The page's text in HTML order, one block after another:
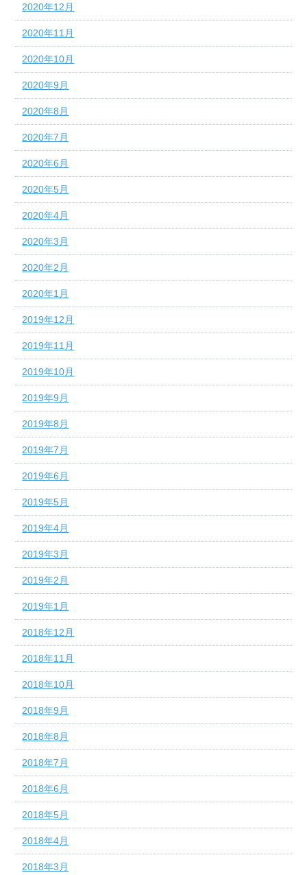
2020年12月
2020年11月
2020年10月
2020年9月
2020年8月
2020年7月
2020年6月
2020年5月
2020年4月
2020年3月
2020年2月
2020年1月
2019年12月
2019年11月
2019年10月
2019年9月
2019年8月
2019年7月
2019年6月
2019年5月
2019年4月
2019年3月
2019年2月
2019年1月
2018年12月
2018年11月
2018年10月
2018年9月
2018年8月
2018年7月
2018年6月
2018年5月
2018年4月
2018年3月